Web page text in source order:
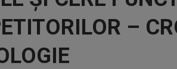
–